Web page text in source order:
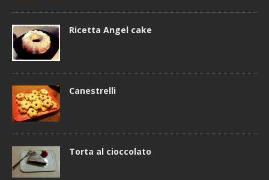
Ricetta Angel cake
Canestrelli
Torta al cioccolato